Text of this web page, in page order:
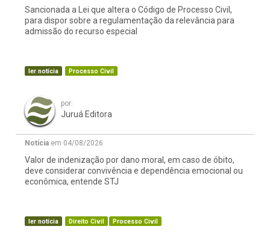
Sancionada a Lei que altera o Código de Processo Civil,
para dispor sobre a regulamentação da relevância para
admissão do recurso especial
ler notícia Processo Civil
por:
Juruá Editora
Notícia em 04/08/2026
Valor de indenização por dano moral, em caso de óbito,
deve considerar convivência e dependência emocional ou
econômica, entende STJ
ler notícia Direito Civil Processo Civil